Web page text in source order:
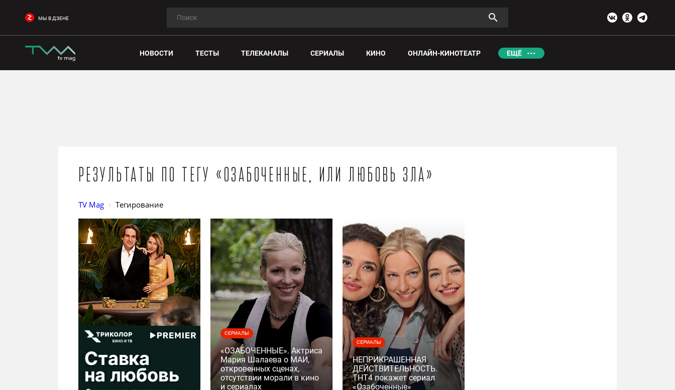
МЫ В ДЗЕНЕ
НОВОСТИ ТЕСТЫ ТЕЛЕКАНАЛЫ СЕРИАЛЫ КИНО ОНЛАЙН-КИНОТЕАТР ЕЩЁ
Результаты по тегу «Озабоченные, или Любовь зла»
TV Mag Тегирование
СЕРИАЛЫ
«ОЗАБОЧЕННЫЕ». Актриса
Мария Шалаева о МАИ,
откровенных сценах,
отсутствии морали в кино
и сериалах
СЕРИАЛЫ
НЕПРИКРАШЕННАЯ
ДЕЙСТВИТЕЛЬНОСТЬ.
ТНТ4 покажет сериал
«Озабоченные»